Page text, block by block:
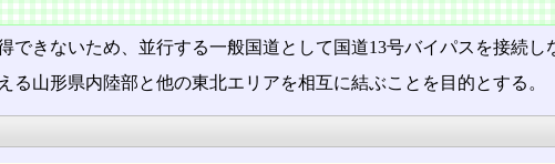
できないため、並行する一般国道として国道13号バイパスを接続し
る山形県内陸部と他の東北エリアを相互に結ぶことを目的とする。